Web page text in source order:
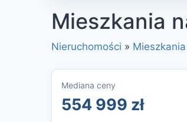
Mieszkania
Nieruchomości »
Mediana ceny
554 999 zł